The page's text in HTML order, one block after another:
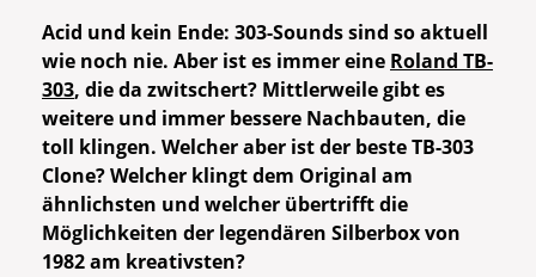
Acid und kein Ende: 303-Sounds sind so aktuell
wie noch nie. Aber ist es immer eine Roland TB-
303, die da zwitschert? Mittlerweile gibt es
weitere und immer bessere Nachbauten, die
toll klingen. Welcher aber ist der beste TB-303
Clone? Welcher klingt dem Original am
ähnlichsten und welcher übertrifft die
Möglichkeiten der legendären Silberbox von
1982 am kreativsten?